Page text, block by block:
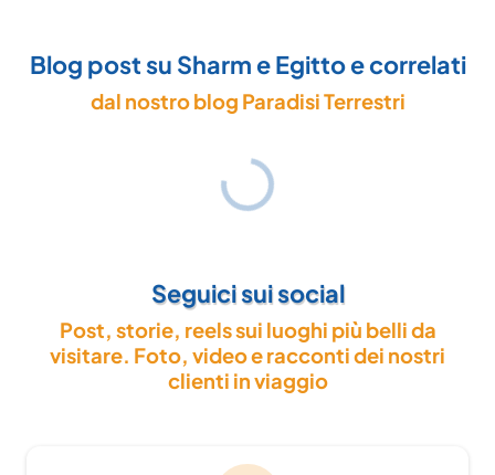
Blog post su Sharm e Egitto e correlati
dal nostro blog Paradisi Terrestri
Seguici sui social
Post, storie, reels sui luoghi più belli da
visitare. Foto, video e racconti dei nostri
clienti in viaggio